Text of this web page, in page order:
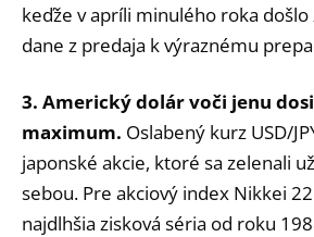
keďže v apríli minulého roka došlo
dane z predaja k výraznému
3. Americký dolár voči jenu
maximum. Oslabený kurz USD/
japonské akcie, ktoré sa zelenali
sebou. Pre akciový index Nikkei
najdlhšia zisková séria od roku